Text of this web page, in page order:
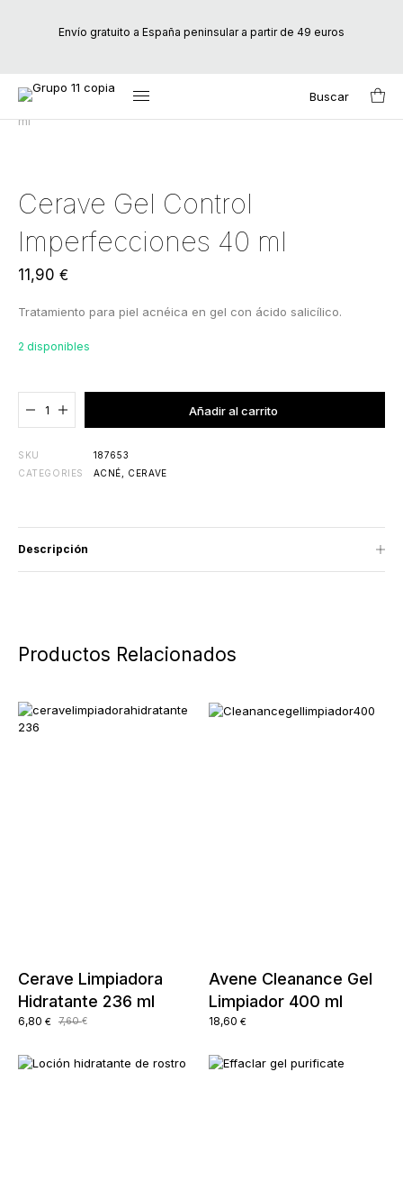
Envío gratuito a España peninsular a partir de 49 euros
Buscar
Search
for:
Inicio CeraVe
/ Cerave Gel Control Imperfecciones 40
ml
Cerave Gel Control
Imperfecciones 40 ml
11,90 €
Tratamiento para piel acnéica en gel con ácido salicílico.
2 disponibles
Añadir al carrito
Agregado al carrito
SKU
187653
CATEGORIES
ACNÉ CERAVE
Descripción
Productos Relacionados
Cerave Limpiadora
Hidratante 236 ml
7,60€
El
original
6,80 €
El
actual
Avene Cleanance Gel
Limpiador 400 ml
18,60 €